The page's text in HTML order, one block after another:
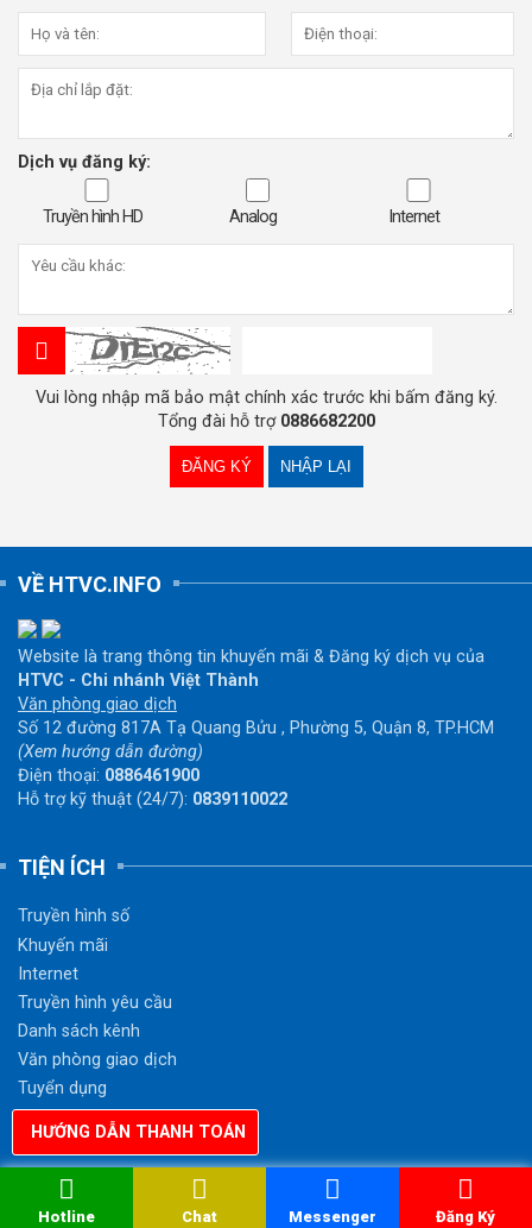
Dịch vụ đăng ký:
Truyền hình HD Analog Internet
Vui lòng nhập mã bảo mật chính xác trước khi bấm đăng ký.
Tổng đài hỗ trợ 0886682200
VỀ HTVC.INFO
Website là trang thông tin khuyến mãi & Đăng ký dịch vụ của
HTVC - Chi nhánh Việt Thành
Văn phòng giao dịch
Số 12 đường 817A Tạ Quang Bửu , Phường 5, Quận 8, TP.HCM
(Xem hướng dẫn đường)
Điện thoại: 0886461900
Hỗ trợ kỹ thuật (24/7): 0839110022
TIỆN ÍCH
Truyền hình số
Khuyến mãi
Internet
Truyền hình yêu cầu
Danh sách kênh
Văn phòng giao dịch
Tuyển dụng
Hướng dẫn thanh toán
Hotline Chat Messenger Đăng Ký
HƯỚNG DẪN THANH TOÁN